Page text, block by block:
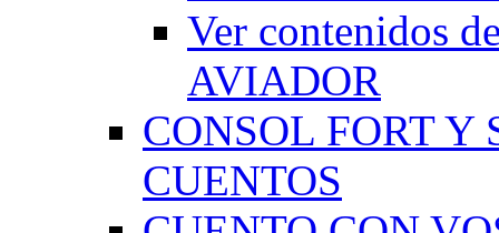
Ver contenidos
AVIADOR
CONSOL FORT Y
CUENTOS